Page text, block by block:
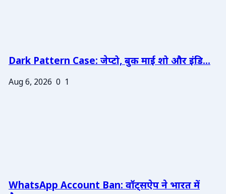
Dark Pattern Case: जेप्टो, बुक माई शो और इंडि...
Aug 6, 2026 0 1
WhatsApp Account Ban: वॉट्सऐप ने भारत में